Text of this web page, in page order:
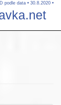
podle data • 30.8.2020 •